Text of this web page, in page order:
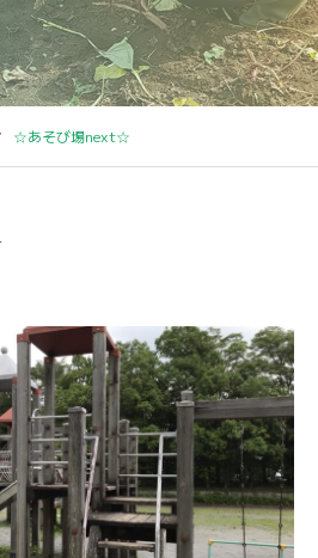
☆あそび場next☆